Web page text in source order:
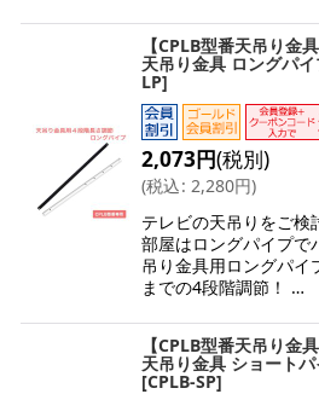
【CPLB型番天吊り金
天吊り金具 ロングパ
LP]
2,073円(税別)
(税込: 2,280円)
テレビの天吊りをご検
部屋はロングパイプで
吊り金具用ロングパ
までの4段階調節！ …
【CPLB型番天吊り金
天吊り金具 ショート
[CPLB-SP]